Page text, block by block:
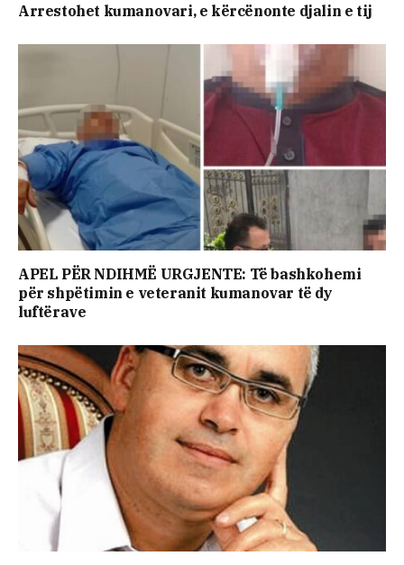
Arrestohet kumanovari, e kërcënonte djalin e tij
APEL PËR NDIHMË URGJENTE: Të bashkohemi
për shpëtimin e veteranit kumanovar të dy
luftërave